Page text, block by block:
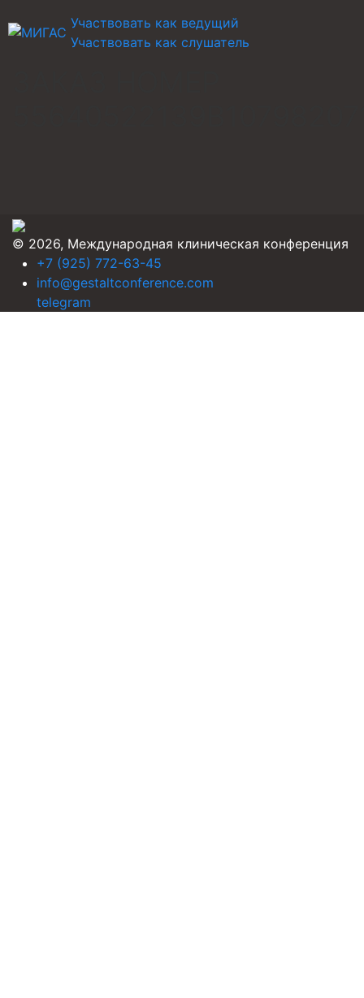
Участвовать как ведущий
Участвовать как слушатель
© 2026, Международная клиническая конференция
+7 (925) 772-63-45
info@gestaltconference.com
telegram